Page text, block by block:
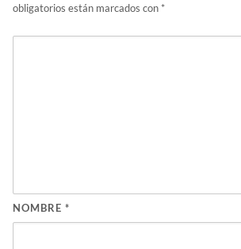
obligatorios están marcados con *
NOMBRE *